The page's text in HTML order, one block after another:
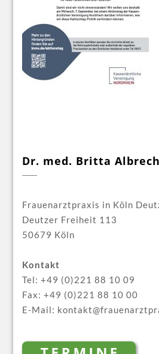
Dr. med. Britta
Frauenarztpraxis in Köln
Deutzer Freiheit 113
50679 Köln
Kontakt
Tel:+49 (0)221 88 10 09
Fax: +49 (0)221 88 10 00
E-Mail:
Termine